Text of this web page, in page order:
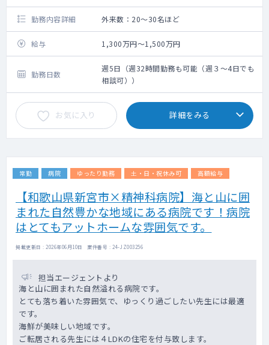
勤務内容詳細 外来数：20～30名ほど
給与 1,300万円～1,500万円
勤務日数
週5日（週32時間勤務も可能（週３～4日でも
相談可））
お気に入り 詳細をみる
常勤 病院 ゆったり勤務 土・日・祝休み可 高額給与
【和歌山県新宮市×精神科病院】海と山に囲
まれた自然豊かな地域にある病院です！病院
はとてもアットホームな雰囲気です。
掲載更新日 : 2026年06月10日 案件番号 : 24-JZ003256
担当エージェントより
海と山に囲まれた自然溢れる病院です。
とても落ち着いた雰囲気で、ゆっくり過ごしたい先生には最適
です。
海鮮が美味しい地域です。
ご転居される先生には４LDKの住宅を付与致します。